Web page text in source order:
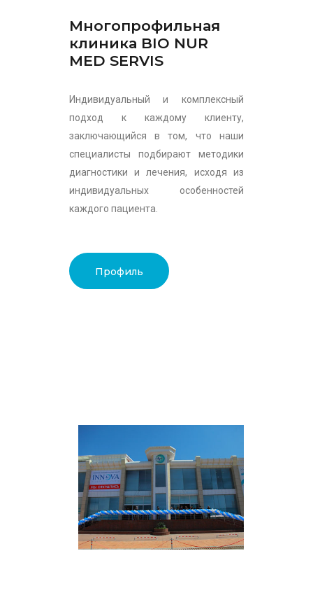
Многопрофильная
клиника BIO NUR
MED SERVIS
Индивидуальный и комплексный
подход к каждому клиенту,
заключающийся в том, что наши
специалисты подбирают методики
диагностики и лечения, исходя из
индивидуальных особенностей
каждого пациента.
Профиль